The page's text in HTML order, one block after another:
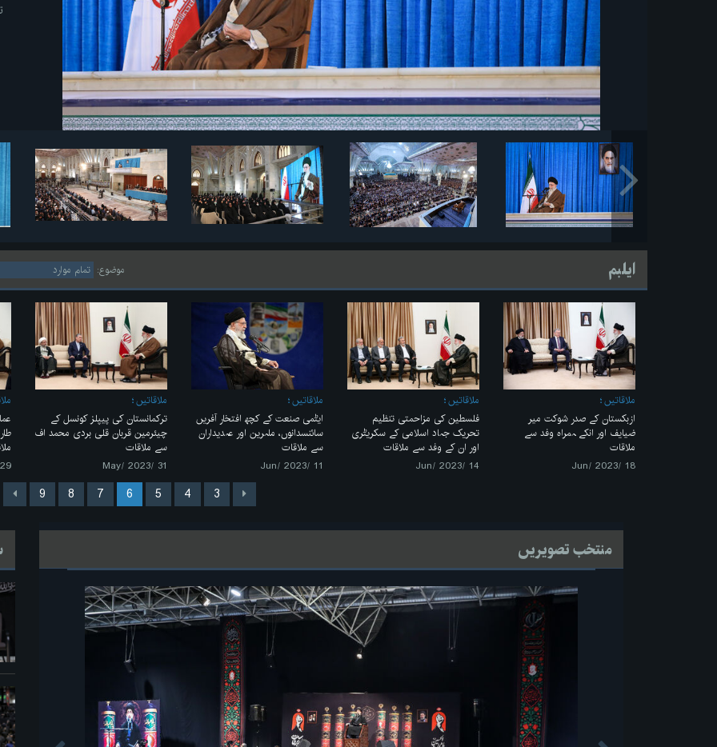
ایلبم موضوع:
ملاقاتیں
ازبکستان کے صدر شوکت میر
ضیایف اور انکے ہمراہ وفد سے
ملاقات
18 /Jun/ 2023
ملاقاتیں
فلسطین کی مزاحمتی تنظیم
تحریک جہاد اسلامی کے سکریٹری
اور ان کے وفد سے ملاقات
14 /Jun/ 2023
ملاقاتیں
ایٹمی صنعت کے کچھ افتخار آفریں
سائنسدانوں، ماہرین اور عہدیداران
سے ملاقات
11 /Jun/ 2023
ملاقاتیں
ترکمانستان کی پیپلز کونسل کے
چیئرمین قربان قلی بردی محمد اف
‏سے ملاقات
31 /May/ 2023
29 /May/ 2023
3
4
5
6
7
8
9
منتخب تصویریں